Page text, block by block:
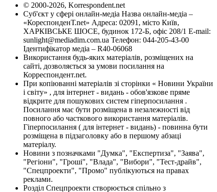
© 2000-2026, Korrespondent.net
Суб'єкт у сфері онлайн-медіа Назва онлайн-медіа –
«КореспонденТ.net» Адреса: 02091, місто Київ,
ХАРКІВСЬКЕ ШОСЕ, будинок 172-Б, офіс 208/1 E-mail:
sunlight@mediadim.com.ua Телефон: 044-205-43-00
Ідентифікатор медіа – R40-06068
Використання будь-яких матеріалів, розміщених на
сайті, дозволяється за умови посилання на
Корреспондент.net.
При копіюванні матеріалів зі сторінки « Новини України
і світу» , для інтернет - видань - обов'язкове пряме
відкрите для пошукових систем гіперпосилання .
Посилання має бути розміщена в незалежності від
повного або часткового використання матеріалів.
Гіперпосилання ( для інтернет - видань) - повинна бути
розміщена в підзаголовку або в першому абзаці
матеріалу.
Новини з позначками "Думка", "Експертиза", "Заява",
"Регіони", "Гроші", "Влада", "Вибори", "Тест-драйв",
"Спецпроекти", "Промо" публікуються на правах
реклами.
Розділ Спецпроекти створюється спільно з